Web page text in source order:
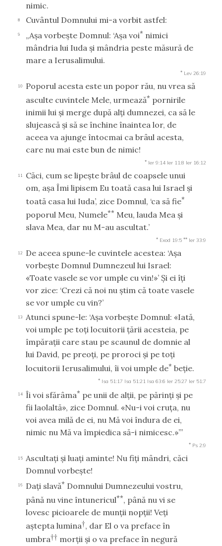
nimic.
8 Cuvântul Domnului mi-a vorbit astfel:
9 „Aşa vorbeşte Domnul: ‘Aşa voi* nimici
mândria lui Iuda şi mândria peste măsură de
mare a Ierusalimului.
* Lev 26:19
10
Poporul acesta este un popor rău, nu vrea să
asculte cuvintele Mele, urmează* pornirile
inimii lui şi merge după alţi dumnezei, ca să le
slujească şi să se închine înaintea lor, de
aceea va ajunge întocmai ca brâul acesta,
care nu mai este bun de nimic!
* Ier 9:14 Ier 11:8 Ier 16:12
11
Căci, cum se lipeşte brâul de coapsele unui
om, aşa Îmi lipisem Eu toată casa lui Israel şi
toată casa lui Iuda’, zice Domnul, ‘ca să fie*
poporul Meu, Numele** Meu, lauda Mea şi
slava Mea, dar nu M-au ascultat.’
* Exod 19:5 ** Ier 33:9
12
De aceea spune-le cuvintele acestea: ‘Aşa
vorbeşte Domnul Dumnezeul lui Israel:
«Toate vasele se vor umple cu vin!»’ Şi ei îţi
vor zice: ‘Crezi că noi nu ştim că toate vasele
se vor umple cu vin?’
13
Atunci spune-le: ‘Aşa vorbeşte Domnul: «Iată,
voi umple pe toţi locuitorii ţării acesteia, pe
împăraţii care stau pe scaunul de domnie al
lui David, pe preoţi, pe proroci şi pe toţi
locuitorii Ierusalimului, îi voi umple de* beţie.
* Isa 51:17 Isa 51:21 Isa 63:6 Ier 25:27 Ier 51:7
14 Îi voi sfărâma* pe unii de alţii, pe părinţi şi pe
fii laolaltă», zice Domnul. «Nu-i voi cruţa, nu
voi avea milă de ei, nu Mă voi îndura de ei,
nimic nu Mă va împiedica să-i nimicesc.»’”
* Ps 2:9
15
Ascultaţi şi luaţi aminte! Nu fiţi mândri, căci
Domnul vorbeşte!
16 Daţi slavă* Domnului Dumnezeului vostru,
până nu vine întunericul**, până nu vi se
lovesc picioarele de munţii nopţii! Veţi
aştepta lumina†, dar El o va preface în
umbra†† morţii şi o va preface în negură